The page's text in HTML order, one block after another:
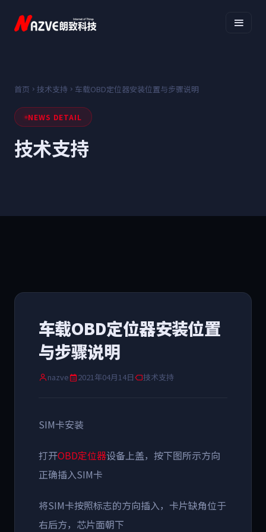
首页 技术支持 车载OBD定位器安装位置与步骤说明
NEWS DETAIL
技术支持
车载OBD定位器安装位置
与步骤说明
nazve 2021年04月14日 技术支持
SIM卡安装
打开OBD定位器设备上盖，按下图所示方向
正确插入SIM卡
将SIM卡按照标志的方向插入，卡片缺角位于
右后方，芯片面朝下